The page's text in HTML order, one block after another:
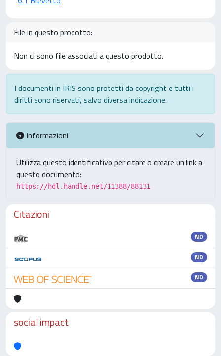
File in questo prodotto:
Non ci sono file associati a questo prodotto.
I documenti in IRIS sono protetti da copyright e tutti i
diritti sono riservati, salvo diversa indicazione.
Informazioni
Utilizza questo identificativo per citare o creare un link a
questo documento:
https://hdl.handle.net/11388/88131
Citazioni
ND
ND
ND
social impact